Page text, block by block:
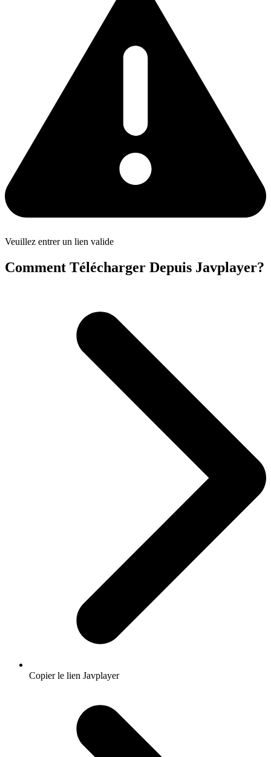
Veuillez entrer un lien valide
Comment Télécharger Depuis Javplayer?
Copier le lien Javplayer